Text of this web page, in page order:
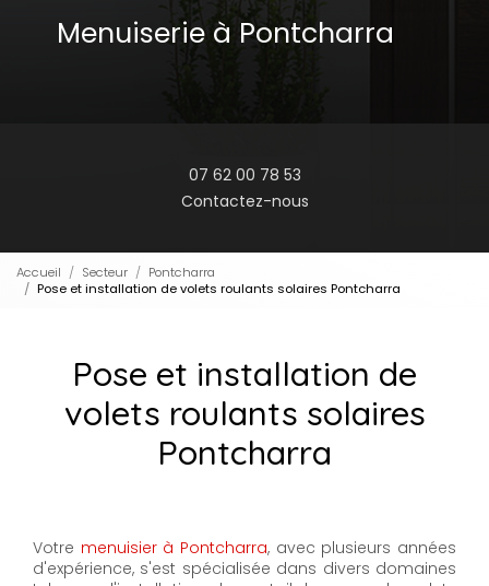
Menuiserie à Pontcharra
07 62 00 78 53
Contactez-nous
Accueil Secteur
Pontcharra
Pose et installation de volets roulants solaires Pontcharra
Pose et installation de
volets roulants solaires
Pontcharra
Votre menuisier à Pontcharra, avec plusieurs années
d'expérience, s'est spécialisée dans divers domaines